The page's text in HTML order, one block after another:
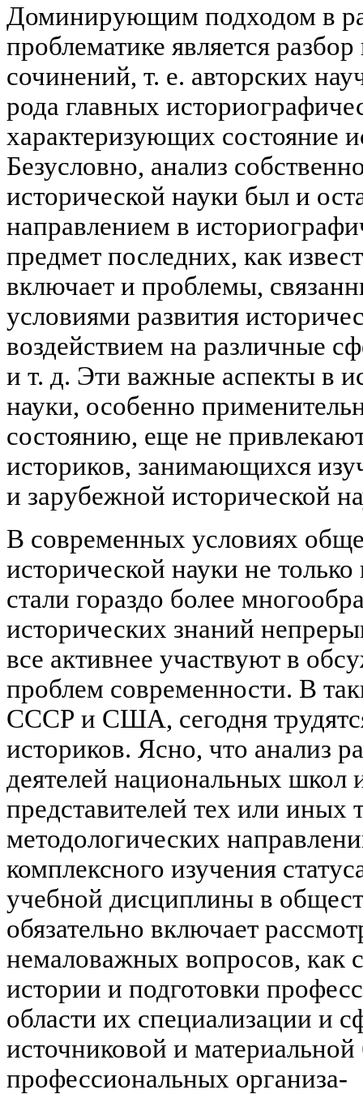
Доминирующим подходом в
проблематике является
сочинений, т. е. авторских
рода главных
характеризующих состояние
Безусловно, анализ
исторической науки был и
направлением в
предмет последних, как
включает и проблемы,
условиями развития
воздействием на различные
и т. д. Эти важные аспекты в
науки, особенно
состоянию, еще не
историков, занимающихся
и зарубежной исторической
В современных условиях
исторической науки не
стали гораздо более
исторических знаний
все активнее участвуют в
проблем современности. В
СССР и США, сегодня
историков. Ясно, что анализ
деятелей национальных школ
представителей тех или иных
методологических
комплексного изучения
учебной дисциплины в
обязательно включает
немаловажных вопросов, как
истории и подготовки
области их специализации и
источниковой и материальной
профессиональных организа-